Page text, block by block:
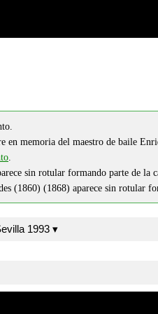
en memoria del maestro de baile
.
sin rotular formando parte de la
(1860) (1868) aparece sin rotular
Collantes de Terán et al. Sevilla 1993 ▾